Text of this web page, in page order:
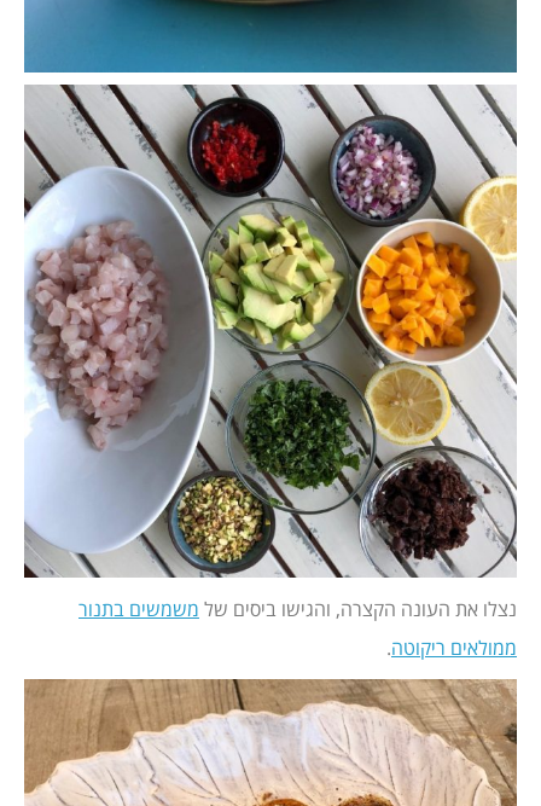
נצלו את העונה הקצרה, והגישו ביסים של משמשים בתנור
ממולאים ריקוטה.